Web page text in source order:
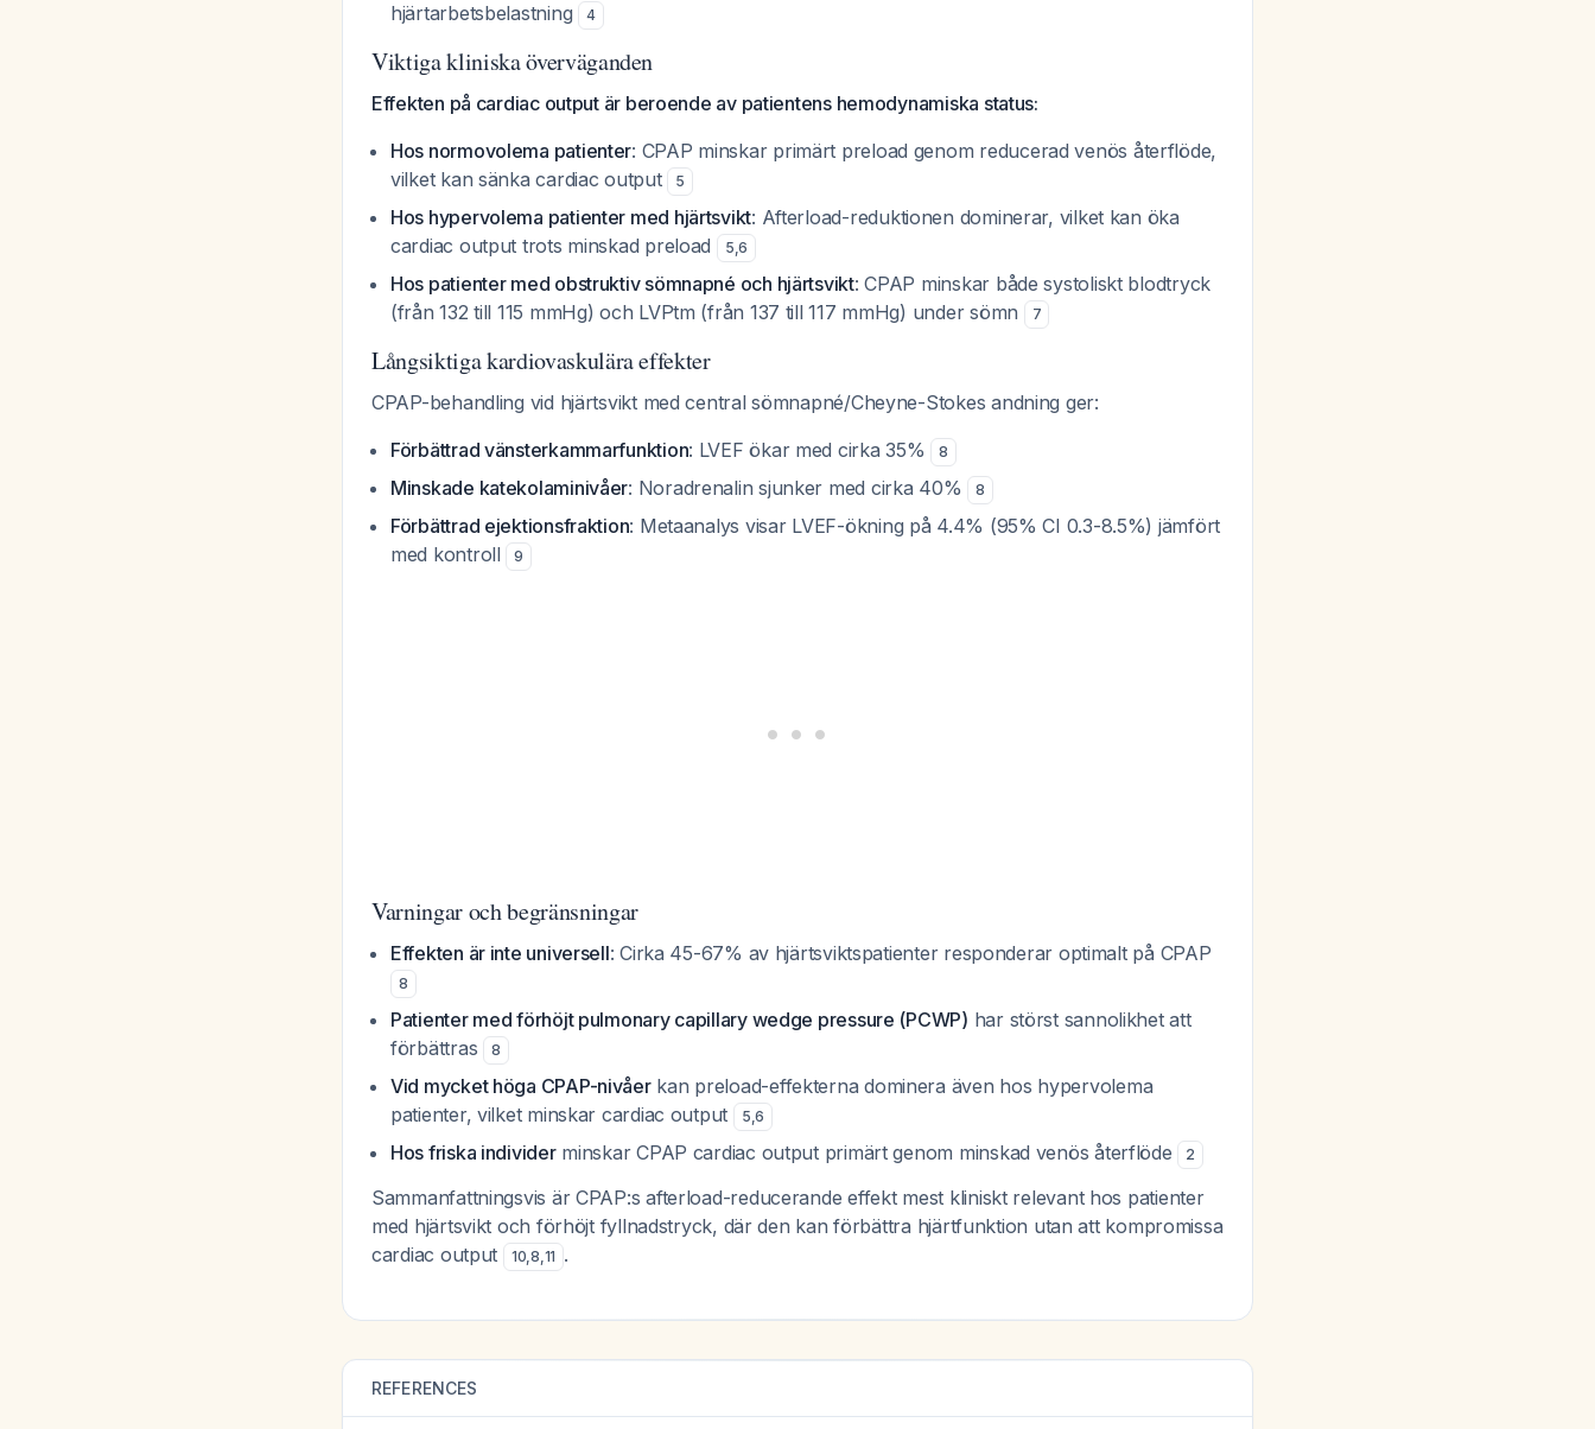
hjärtarbetsbelastning
4
Viktiga kliniska överväganden
Effekten på cardiac output är beroende av patientens hemodynamiska status:
Hos normovolema patienter: CPAP minskar primärt preload genom reducerad venös återflöde,
vilket kan sänka cardiac output
5
Hos hypervolema patienter med hjärtsvikt: Afterload-reduktionen dominerar, vilket kan öka
cardiac output trots minskad preload
5,6
Hos patienter med obstruktiv sömnapné och hjärtsvikt: CPAP minskar både systoliskt blodtryck
(från 132 till 115 mmHg) och LVPtm (från 137 till 117 mmHg) under sömn
7
Långsiktiga kardiovaskulära effekter
CPAP-behandling vid hjärtsvikt med central sömnapné/Cheyne-Stokes andning ger:
Förbättrad vänsterkammarfunktion: LVEF ökar med cirka 35% 8
Minskade katekolaminivåer: Noradrenalin sjunker med cirka 40% 8
Förbättrad ejektionsfraktion: Metaanalys visar LVEF-ökning på 4.4% (95% CI 0.3-8.5%) jämfört
med kontroll
9
Varningar och begränsningar
Effekten är inte universell: Cirka 45-67% av hjärtsviktspatienter responderar optimalt på CPAP
8
Patienter med förhöjt pulmonary capillary wedge pressure (PCWP) har störst sannolikhet att
förbättras
8
Vid mycket höga CPAP-nivåerkan preload-effekterna dominera även hos hypervolema
patienter, vilket minskar cardiac output
5,6
Hos friska individerminskar CPAP cardiac output primärt genom minskad venös återflöde 2
Sammanfattningsvis är CPAP:s afterload-reducerande effekt mest kliniskt relevant hos patienter
med hjärtsvikt och förhöjt fyllnadstryck, där den kan förbättra hjärtfunktion utan att kompromissa
cardiac output
10,8,11 .
REFERENCES